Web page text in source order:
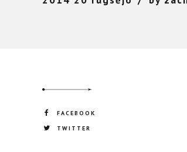
FACEBOOK
TWITTER